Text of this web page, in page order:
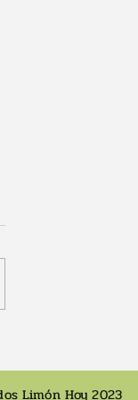
Limón Hoy 2023